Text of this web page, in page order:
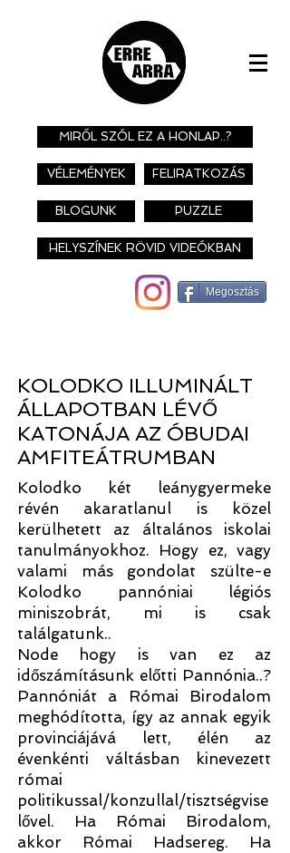
MIRŐL SZÓL EZ A HONLAP..?
VÉLEMÉNYEK FELIRATKOZÁS
BLOGUNK PUZZLE
HELYSZÍNEK RÖVID VIDEÓKBAN
Megosztás
KOLODKO ILLUMINÁLT
ÁLLAPOTBAN LÉVŐ
KATONÁJA AZ ÓBUDAI
AMFITEÁTRUMBAN
Kolodko két leánygyermeke
révén akaratlanul is közel
kerülhetett az általános iskolai
tanulmányokhoz. Hogy ez, vagy
valami más gondolat szülte-e
Kolodko pannóniai légiós
miniszobrát, mi is csak
találgatunk..
Node hogy is van ez az
időszámításunk előtti Pannónia..?
Pannóniát a Római Birodalom
meghódította, így az annak egyik
provinciájává lett, élén az
évenkénti váltásban kinevezett
római
politikussal/konzullal/tisztségvise
lővel. Ha Római Birodalom,
akkor Római Hadsereg. Ha